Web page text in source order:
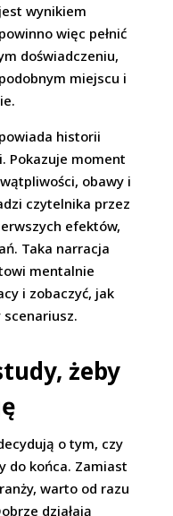
wynikiem
więc pełnić
doświadczeniu,
miejscu i
historii
Pokazuje moment
obawy i
czytelnika przez
efektów,
Taka narracja
mentalnie
i zobaczyć, jak
scenariusz.
żeby
o tym, czy
do końca. Zamiast
warto od razu
działają